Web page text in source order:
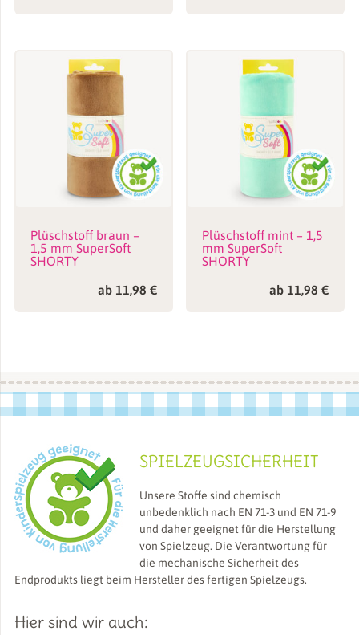
Plüschstoff braun –
1,5 mm SuperSoft
SHORTY
ab 11,98 €
Plüschstoff mint – 1,5
mm SuperSoft
SHORTY
ab 11,98€
SPIELZEUGSICHERHEIT
Unsere Stoffe sind chemisch
unbedenklich nach EN 71-3 und EN 71-9
und daher geeignet für die Herstellung
von Spielzeug. Die Verantwortung für
die mechanische Sicherheit des
Endprodukts liegt beim Hersteller des fertigen Spielzeugs.
Hier sind wir auch: